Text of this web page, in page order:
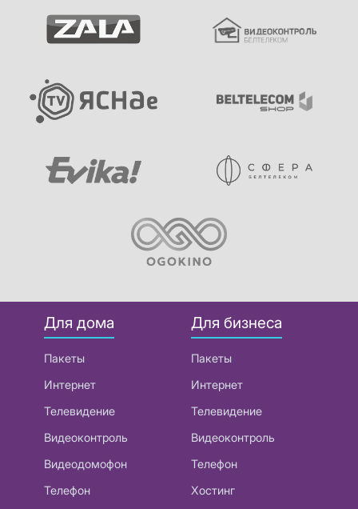
Для дома
Пакеты
Интернет
Телевидение
Видеоконтроль
Видеодомофон
Телефон
Для бизнеса
Пакеты
Интернет
Телевидение
Видеоконтроль
Телефон
Хостинг